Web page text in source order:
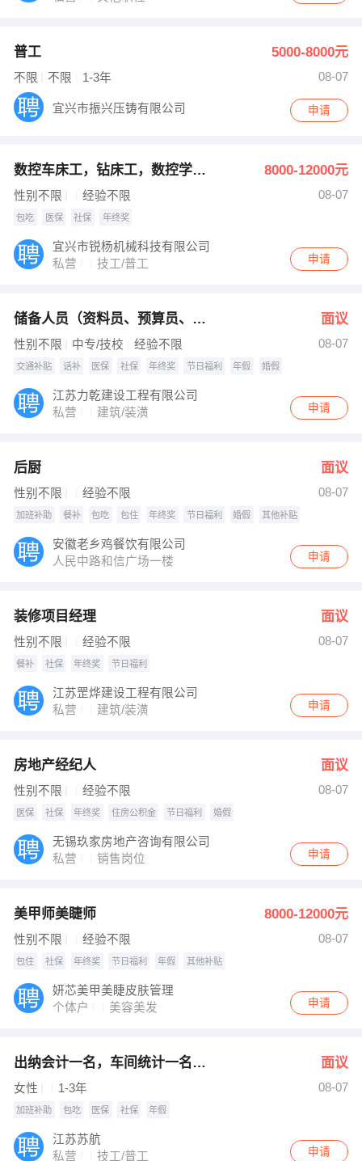
普工 5000-8000元
不限 不限 1-3年 08-07
宜兴市振兴压铸有限公司 申请
数控车床工，钻床工，数控学陡工 8000-12000元
性别不限 经验不限 08-07
包吃 医保 社保 年终奖
宜兴市锐杨机械科技有限公司
私营
技工/普工 申请
储备人员（资料员、预算员、技术员） 面议
性别不限 中专/技校 经验不限 08-07
交通补贴 话补 医保 社保 年终奖 节日福利 年假 婚假
江苏力乾建设工程有限公司
私营
建筑/装潢 申请
后厨 面议
性别不限 经验不限 08-07
加班补助 餐补 包吃 包住 年终奖 节日福利 婚假 其他补贴
安徽老乡鸡餐饮有限公司
人民中路和信广场一楼
申请
装修项目经理 面议
性别不限 经验不限 08-07
餐补 社保 年终奖 节日福利
江苏罡烨建设工程有限公司
私营
建筑/装潢 申请
房地产经纪人 面议
性别不限 经验不限 08-07
医保 社保 年终奖 住房公积金 节日福利 婚假
无锡玖家房地产咨询有限公司
私营
销售岗位 申请
美甲师美睫师 8000-12000元
性别不限 经验不限 08-07
包住 社保 年终奖 节日福利 年假 其他补贴
妍芯美甲美睫皮肤管理
个体户
美容美发 申请
出纳会计一名，车间统计一名，行政人事一名 面议
女性 1-3年 08-07
加班补助 包吃 医保 社保 年假
江苏苏航
私营
技工/普工 申请